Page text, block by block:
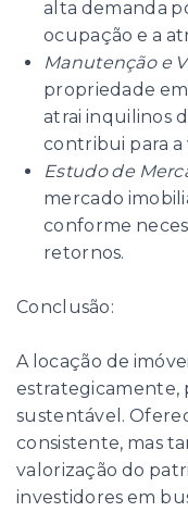
alta demanda
ocupação e a
Manutenção e
propriedade
atrai inquilinos
contribui para a
Estudo de
mercado
conforme
retornos.
Conclusão:
A locação de
estrategicamente,
sustentável.
consistente, mas
valorização do
investidores em